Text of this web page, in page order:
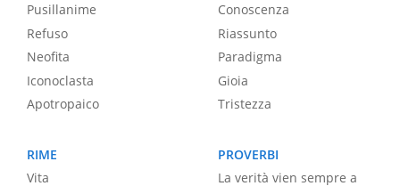
Pusillanime
Refuso
Neofita
Iconoclasta
Apotropaico
Conoscenza
Riassunto
Paradigma
Gioia
Tristezza
RIME
Vita
PROVERBI
La verità vien sempre a